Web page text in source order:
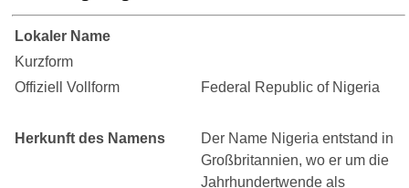
Lokaler Name
Kurzform
Offiziell Vollform
Federal Republic of Nigeria
Herkunft des Namens
Der Name Nigeria entstand in
Großbritannien, wo er um die
Jahrhundertwende als